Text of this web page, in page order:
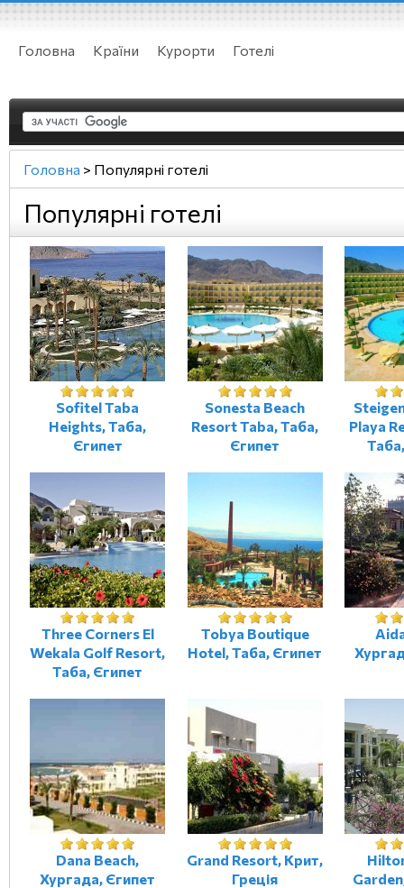
Головна Країни Курорти Готелі
Головна > Популярні готелі
Популярні готелі
Sofitel Taba
Heights, Таба,
Єгипет
Sonesta Beach
Resort Taba, Таба,
Єгипет
Playa
Three Corners El
Wekala Golf Resort,
Таба, Єгипет
Tobya Boutique
Hotel, Таба, Єгипет
Dana Beach,
Хургада, Єгипет
Grand Resort, Крит,
Греція